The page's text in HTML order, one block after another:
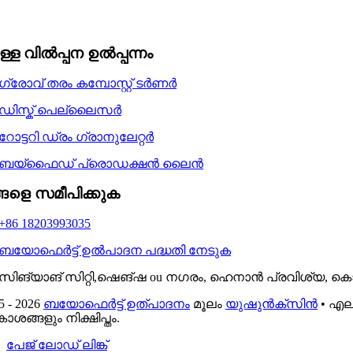
വിൽപ്പന ഉൽപ്പന്നം
തരം കമ്പോസ്റ്റ് ടർണർ
പെല്ലൈസർ
ഡ്രം ഗ്രാനുലേറ്റർ
പ്രൊഡക്ഷൻ ലൈൻ
സമീപിക്കുക
18203993035
ഉൽപാദന പദ്ധതി നേടുക
സിറ്റി,ഷെങ്ഷ ou നഗരം, ഹെനാൻ പ്രവിശ്യ,
- 2026 ബയോഫെർട്ട് ഉത്പാദനം മൂലം യുഷുൻക്സിൻ •
നിക്ഷിപ്തം.
പേജ് ലോഡ് ലിങ്ക്